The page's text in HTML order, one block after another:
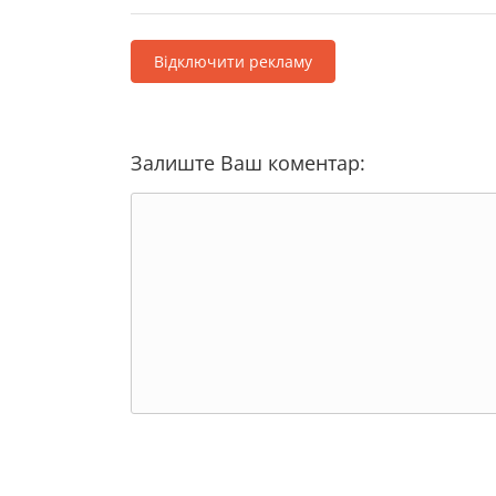
Відключити рекламу
Залиште Ваш коментар: